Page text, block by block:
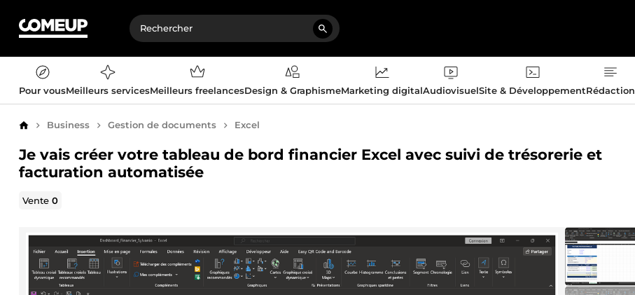
Pour vousMeilleurs servicesMeilleurs freelancesDesign & GraphismeMarketing digitalAudiovisuelSite & DéveloppementRédaction
AccueilBusiness Gestion de documents Excel
Je vais créer votre tableau de bord financier Excel avec suivi de trésorerie et
facturation automatisée
Vente0